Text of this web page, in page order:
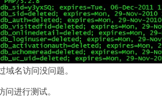
域名访问没问题。
进行测试。